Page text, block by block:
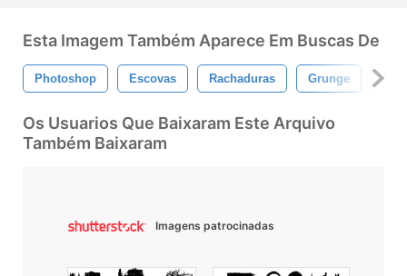
Esta Imagem Também Aparece Em Buscas De
Photoshop Escovas Rachaduras Grunge
Os Usuarios Que Baixaram Este Arquivo
Também Baixaram
Imagens patrocinadas